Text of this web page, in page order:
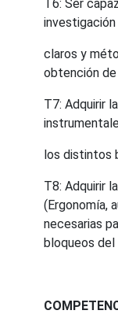
T6: Ser
claros y
obtención
T7: Adquirir
los distintos
T8: Adquirir
(Ergonomía,
necesarias
bloqueos del